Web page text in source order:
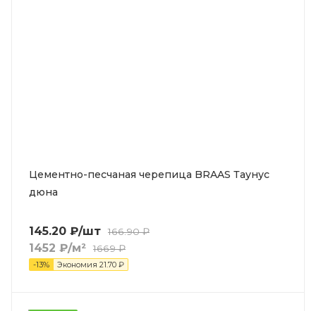
Цементно-песчаная черепица BRAAS Таунус
дюна
145.20 ₽/шт 166.90₽
1452 ₽/м² 1669 ₽
-13% Экономия 21.70 ₽